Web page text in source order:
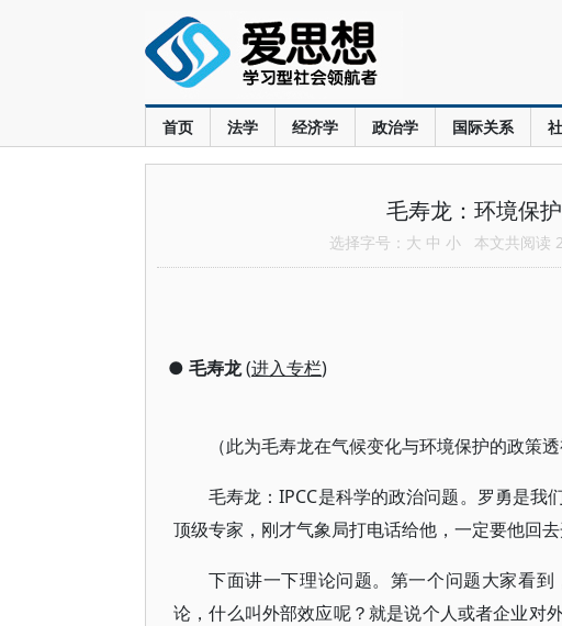
首页 法学 经济学 政治学 国际关系
毛寿龙：环境保
选择字号： 大 中 小 本文共阅读
● 毛寿龙(进入专栏)
（此为毛寿龙在气候变化与环境保护的政策
毛寿龙：IPCC是科学的政治问题。罗勇是我
顶级专家，刚才气象局打电话给他，一定要他回去
下面讲一下理论问题。第一个问题大家看
论，什么叫外部效应呢？就是说个人或者企业对